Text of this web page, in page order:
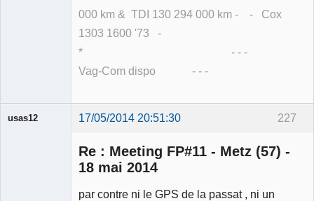
000 km & TDI 130 294 000 km - - Cox
1303 1600 '73 -
* - - -
Vag-Com dispo - - -
227
usas12 17/05/2014 20:51:30
Re : Meeting FP#11 - Metz (57) -
18 mai 2014
par contre ni le GPS de la passat , ni un